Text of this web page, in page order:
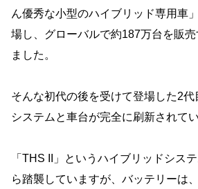
ん優秀な小型のハイブリッド専用車
場し、グローバルで約187万台を販
ました。
そんな初代の後を受けて登場した2
システムと車台が完全に刷新されてい
「THS II」というハイブリッドシス
ら踏襲していますが、バッテリーは